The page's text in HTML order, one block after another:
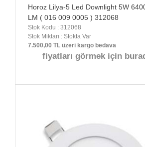
Horoz Lilya-5 Led Downlight 5W
LM ( 016 009 0005 ) 312068
Stok Kodu : 312068
Stok Miktarı : Stokta Var
7.500,00 TL üzeri kargo bedava
fiyatları görmek için